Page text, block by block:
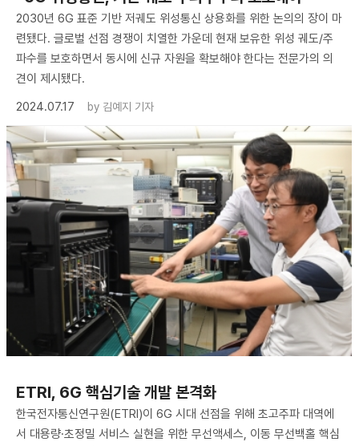
2030년 6G 표준 기반 저궤도 위성통신 상용화를 위한 논의의 장이 마
련됐다. 글로벌 선점 경쟁이 치열한 가운데 현재 보유한 위성 궤도/주
파수를 보호하면서 동시에 신규 자원을 확보해야 한다는 전문가의 의
견이 제시됐다.
2024.07.17
by 김예지 기자
ETRI, 6G 핵심기술 개발 본격화
한국전자통신연구원(ETRI)이 6G 시대 선점을 위해 초고주파 대역에
서 대용량·초정밀 서비스 실현을 위한 무선액세스, 이동 무선백홀 핵심